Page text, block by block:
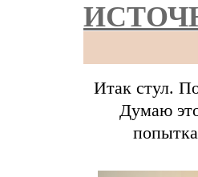
Итак стул.
Думаю